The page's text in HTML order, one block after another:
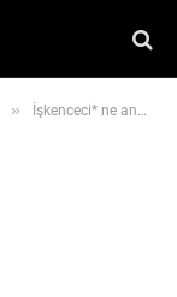
» İşkenceci* ne anlatır